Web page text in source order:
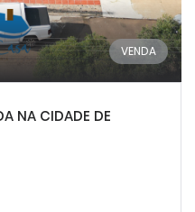
VENDA
NA CIDADE DE